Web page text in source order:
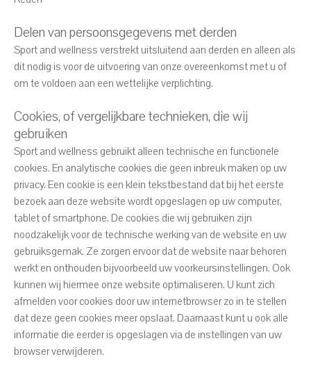
Delen van persoonsgegevens met derden
Sport and wellness verstrekt uitsluitend aan derden en alleen als
dit nodig is voor de uitvoering van onze overeenkomst met u of
om te voldoen aan een wettelijke verplichting.
Cookies, of vergelijkbare technieken, die wij
gebruiken
Sport and wellness gebruikt alleen technische en functionele
cookies. En analytische cookies die geen inbreuk maken op uw
privacy. Een cookie is een klein tekstbestand dat bij het eerste
bezoek aan deze website wordt opgeslagen op uw computer,
tablet of smartphone. De cookies die wij gebruiken zijn
noodzakelijk voor de technische werking van de website en uw
gebruiksgemak. Ze zorgen ervoor dat de website naar behoren
werkt en onthouden bijvoorbeeld uw voorkeursinstellingen. Ook
kunnen wij hiermee onze website optimaliseren. U kunt zich
afmelden voor cookies door uw internetbrowser zo in te stellen
dat deze geen cookies meer opslaat. Daarnaast kunt u ook alle
informatie die eerder is opgeslagen via de instellingen van uw
browser verwijderen.